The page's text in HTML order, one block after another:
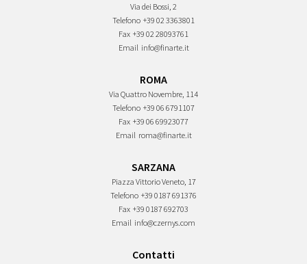
Via dei Bossi, 2
Telefono +39 02 3363801
Fax +39 02 28093761
Email info@finarte.it
ROMA
Via Quattro Novembre, 114
Telefono +39 06 6791107
Fax +39 06 69923077
Email roma@finarte.it
SARZANA
Piazza Vittorio Veneto, 17
Telefono +39 0187 691376
Fax +39 0187 692703
Email info@czernys.com
Contatti